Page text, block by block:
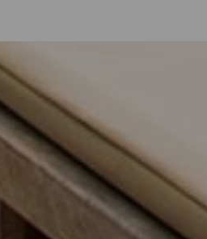
inmitten der Natur und mit
für alle Arten von Reisenden. Mit
Insel neue Energie zu tanken